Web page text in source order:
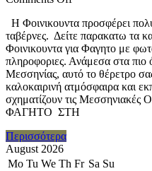
Η Φοινικουντα προσφέρει
ταβέρνες. Δείτε παρακατω τα
Φοινικουντα για Φαγητο με
πληροφοριες. Ανάμεσα στα
Μεσσηνίας, αυτό το θέρετρο
καλοκαιρινή ατμόσφαιρα και
σχηματίζουν τις
ΦΑΓΗΤΟ ΣΤΗ
Περισσότερα
August 2026
Mo Tu We Th Fr Sa Su